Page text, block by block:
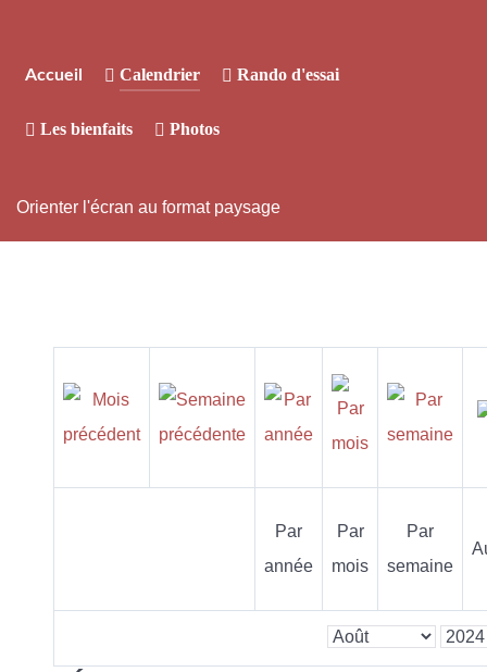
Accueil Calendrier Rando d'essai
Les bienfaits Photos
Orienter l'écran au format paysage
Par
année
Par
mois
Par
semaine